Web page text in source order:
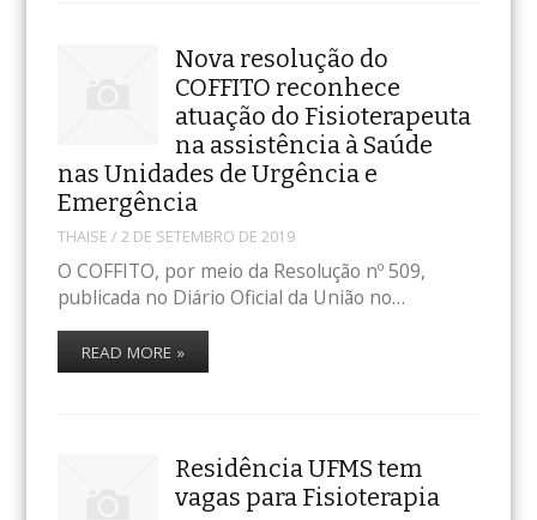
Nova resolução do
COFFITO reconhece
atuação do Fisioterapeuta
na assistência à Saúde
nas Unidades de Urgência e
Emergência
THAISE / 2 DE SETEMBRO DE 2019
O COFFITO, por meio da Resolução nº 509,
publicada no Diário Oficial da União no…
READ MORE »
Residência UFMS tem
vagas para Fisioterapia